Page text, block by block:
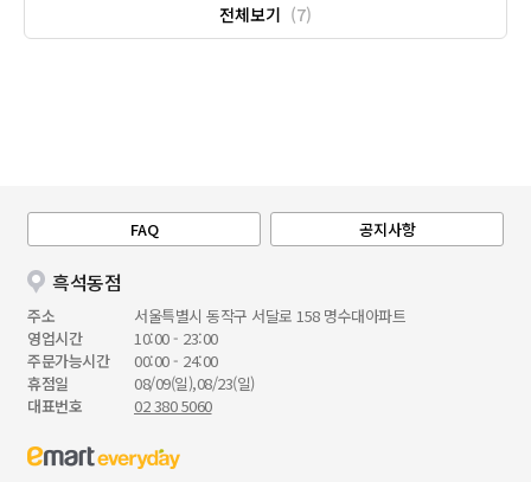
전체보기 (7)
FAQ 공지사항
흑석동점
주소
서울특별시 동작구 서달로 158 명수대아파트
영업시간
10:00 - 23:00
주문가능시간
00:00 - 24:00
휴점일
08/09(일),08/23(일)
대표번호
02 380 5060